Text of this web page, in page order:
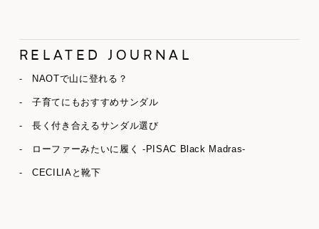
RELATED JOURNAL
- NAOTで山に登れる？
- 子育てにもおすすめサンダル
- 長く付き合えるサンダル選び
- ローファーみたいに履く -PISAC Black Madras-
- CECILIAと靴下